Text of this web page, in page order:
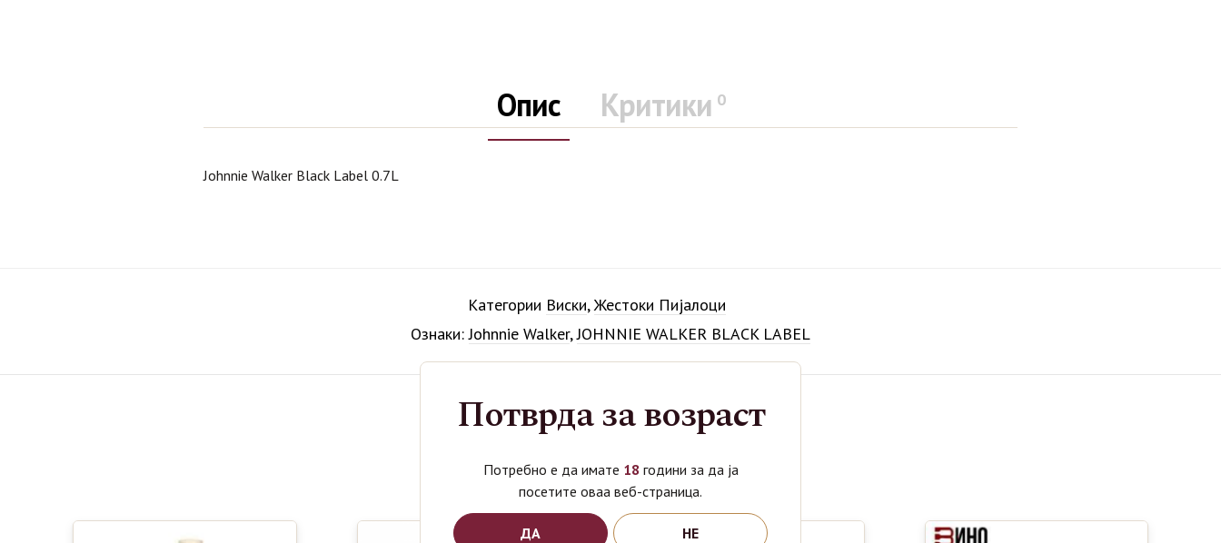
Опис Критики 0
Johnnie Walker Black Label 0.7L
Категории Виски,Жестоки Пијалоци
Ознаки:Johnnie Walker,JOHNNIE WALKER BLACK LABEL
Поврзани производи
Потврда за возраст
Потребно е да имате 18 години за да ја
посетите оваа веб-страница.
ДА НЕ